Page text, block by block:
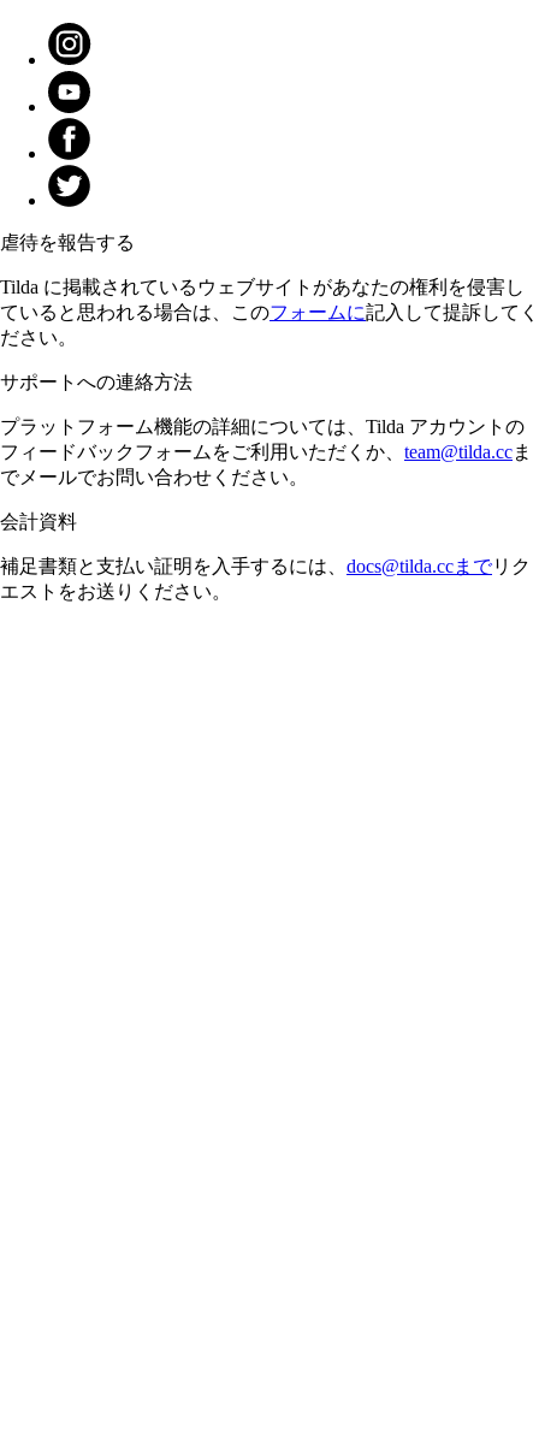
虐待を報告する
Tilda に掲載されているウェブサイトがあなたの権利を侵害し
ていると思われる場合は、このフォームに記入して提訴してく
ださい。
サポートへの連絡方法
プラットフォーム機能の詳細については、Tilda アカウントの
フィードバックフォームをご利用いただくか、 team@tilda.ccま
でメールでお問い合わせください。
会計資料
補足書類と支払い証明を入手するには、 docs@tilda.ccまでリク
エストをお送りください。